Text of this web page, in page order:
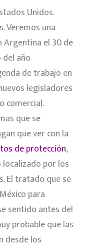
Unidos.
Veremos una
el 30 de
año
de trabajo en
legisladores
comercial.
que se
que ver con la
de protección,
por los
El tratado que se
para
sentido antes del
probable que las
desde los